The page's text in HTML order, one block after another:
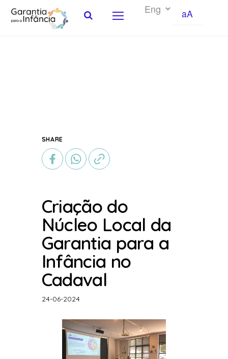
aA
SHARE
Criação do
Núcleo Local da
Garantia para a
Infância no
Cadaval
24-06-2024